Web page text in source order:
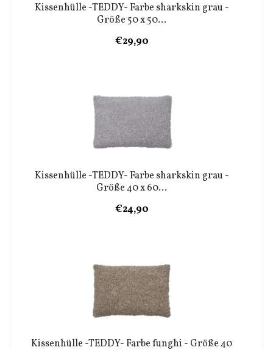
Kissenhülle -TEDDY- Farbe sharkskin grau -
Größe 50 x 50...
€29,90
Kissenhülle -TEDDY- Farbe sharkskin grau -
Größe 40 x 60...
€24,90
Kissenhülle -TEDDY- Farbe funghi - Größe 40